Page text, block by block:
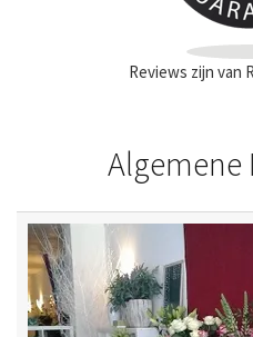
Reviews zijn van